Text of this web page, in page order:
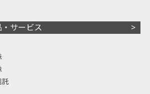
・サービス
託